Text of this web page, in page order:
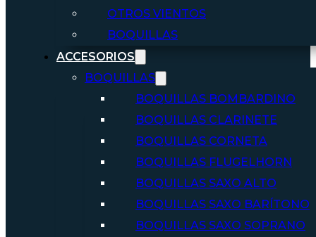
OTROS VIENTOS
BOQUILLAS
ACCESORIOS
BOQUILLAS
BOQUILLAS BOMBARDINO
BOQUILLAS CLARINETE
BOQUILLAS CORNETA
BOQUILLAS FLUGELHORN
BOQUILLAS SAXO ALTO
BOQUILLAS SAXO BARÍTONO
BOQUILLAS SAXO SOPRANO